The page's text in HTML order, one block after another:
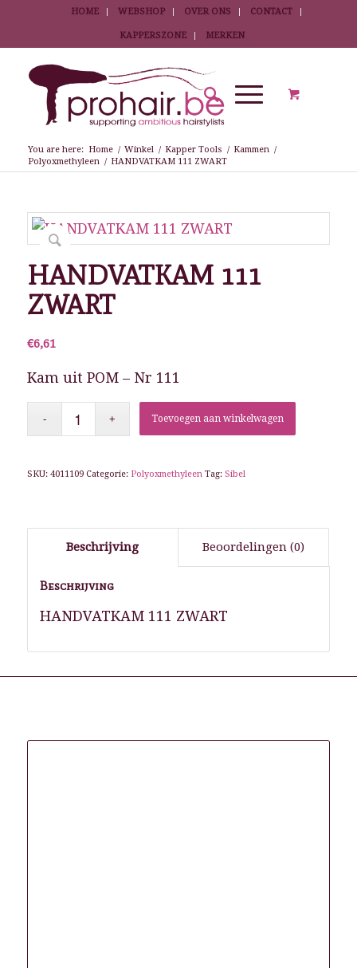
HOME WEBSHOP OVER ONS CONTACT
KAPPERSZONE MERKEN
You are here: Home / Winkel / Kapper Tools / Kammen /
Polyoxmethyleen / HANDVATKAM 111 ZWART
HANDVATKAM 111
ZWART
€6,61
Kam uit POM – Nr 111
Toevoegen aan winkelwagen
SKU: 4011109 Categorie: Polyoxmethyleen Tag: Sibel
Beschrijving Beoordelingen (0)
Beschrijving
HANDVATKAM 111 ZWART